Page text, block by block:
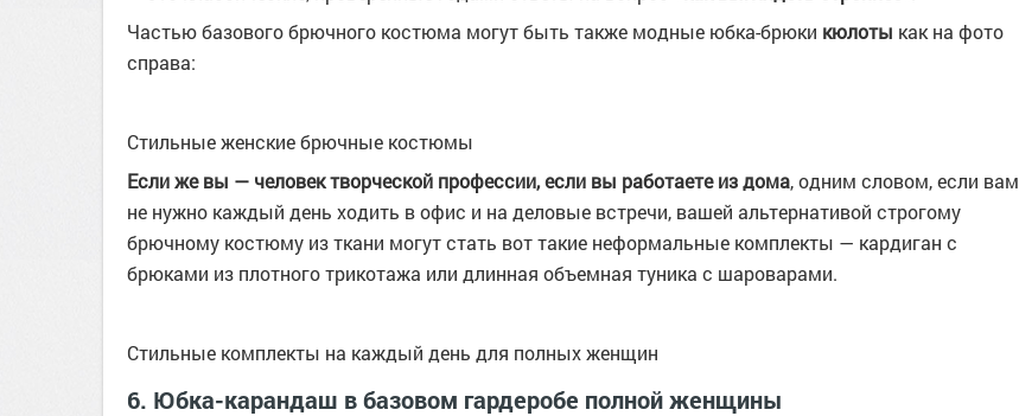
Частью базового брючного костюма могут быть также модные юбка-брюки кюлоты как на фото
справа:
Стильные женские брючные костюмы
Если же вы — человек творческой профессии, если вы работаете из дома, одним словом, если вам
не нужно каждый день ходить в офис и на деловые встречи, вашей альтернативой строгому
брючному костюму из ткани могут стать вот такие неформальные комплекты — кардиган с
брюками из плотного трикотажа или длинная объемная туника с шароварами.
Стильные комплекты на каждый день для полных женщин
6. Юбка-карандаш в базовом гардеробе полной женщины